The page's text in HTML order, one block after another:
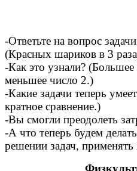
-Ответьте на вопрос
(Красных шариков в 3
-Как это узнали?
меньшее число 2.)
-Какие задачи теперь
кратное сравнение.)
-Вы смогли преодолеть
-А что теперь будем
решении задач, применять